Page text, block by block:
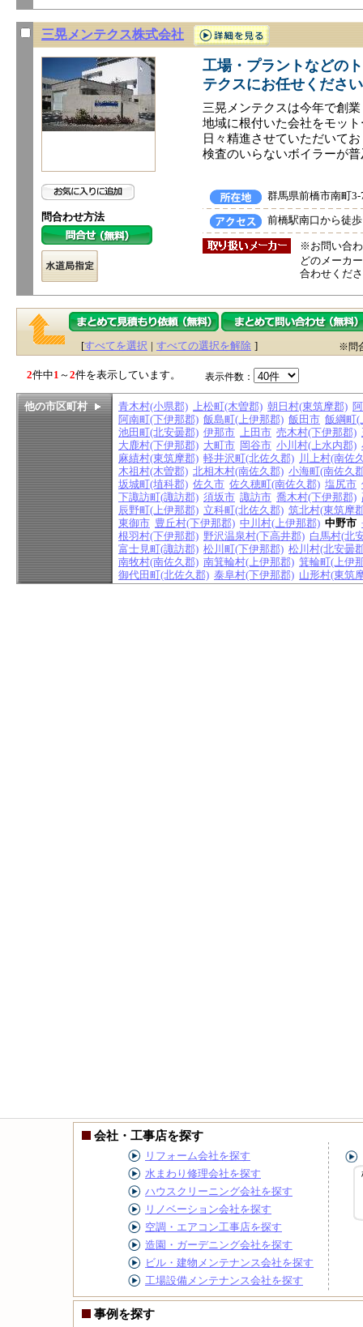
三晃メンテクス株式会社
問合わせ方法
工場・プラントなどの
テクスにお任せくださ
三晃メンテクスは今年で創
地域に根付いた会社をモッ
日々精進させていただいて
検査のいらないボイラーが
群馬県前橋市南町
前橋駅南口から徒
※お問い合
どのメーカ
合わせくだ
[すべてを選択 | すべての選択を解除 ] ※問
2件中1 ～2件を表示しています。 表示件数：
他の市区町村 青木村(小県郡) 上松町(木曽郡) 朝日村(東筑摩郡)
阿南町(下伊那郡) 飯島町(上伊那郡) 飯田市 飯綱町(
池田町(北安曇郡) 伊那市 上田市 売木村(下伊那郡)
大鹿村(下伊那郡) 大町市 岡谷市 小川村(上水内郡)
麻績村(東筑摩郡) 軽井沢町(北佐久郡) 川上村(南佐
木祖村(木曽郡) 北相木村(南佐久郡) 小海町(南佐久
坂城町(埴科郡) 佐久市 佐久穂町(南佐久郡) 塩尻市
下諏訪町(諏訪郡) 須坂市 諏訪市 喬木村(下伊那郡)
辰野町(上伊那郡) 立科町(北佐久郡) 筑北村(東筑摩
東御市 豊丘村(下伊那郡) 中川村(上伊那郡) 中野市
根羽村(下伊那郡) 野沢温泉村(下高井郡) 白馬村(北
富士見町(諏訪郡) 松川町(下伊那郡) 松川村(北安曇
南牧村(南佐久郡) 南箕輪村(上伊那郡) 箕輪町(上伊
御代田町(北佐久郡) 泰阜村(下伊那郡) 山形村(東筑
会社・工事店を探す
リフォーム会社を探す
水まわり修理会社を探す
ハウスクリーニング会社を探す
リノベーション会社を探す
空調・エアコン工事店を探す
造園・ガーデニング会社を探す
ビル・建物メンテナンス会社を探す
工場設備メンテナンス会社を探す
事例を探す